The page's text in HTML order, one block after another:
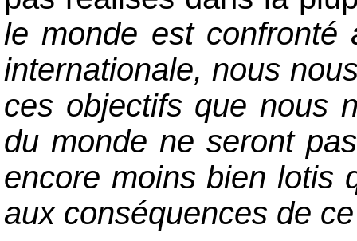
le monde est
internationale, nous
ces objectifs que nous
du monde ne seront
encore moins bien lotis
aux conséquences de